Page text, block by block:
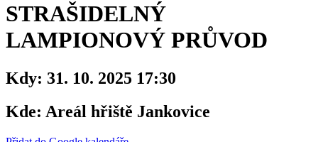
STRAŠIDELNÝ
LAMPIONOVÝ PRŮVOD
Kdy: 31. 10. 2025 17:30
Kde: Areál hřiště Jankovice